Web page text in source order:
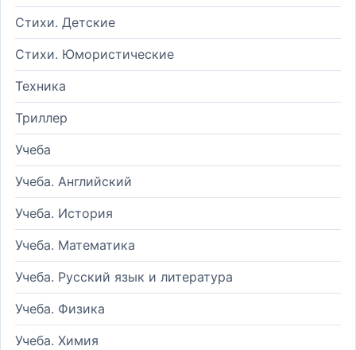
Стихи. Детские
Стихи. Юмористические
Техника
Триллер
Учеба
Учеба. Английский
Учеба. История
Учеба. Математика
Учеба. Русский язык и литература
Учеба. Физика
Учеба. Химия